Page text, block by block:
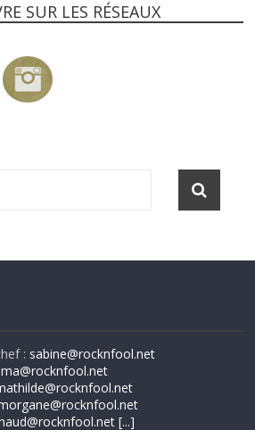
SUR LES RÉSEAUX
: sabine@rocknfool.net
[...]